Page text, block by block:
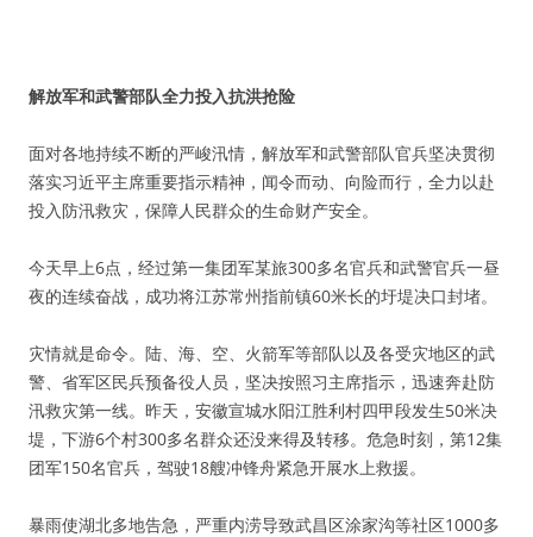
解放军和武警部队全力投入抗洪抢险
面对各地持续不断的严峻汛情，解放军和武警部队官兵坚决贯彻
落实习近平主席重要指示精神，闻令而动、向险而行，全力以赴
投入防汛救灾，保障人民群众的生命财产安全。
今天早上6点，经过第一集团军某旅300多名官兵和武警官兵一昼
夜的连续奋战，成功将江苏常州指前镇60米长的圩堤决口封堵。
灾情就是命令。陆、海、空、火箭军等部队以及各受灾地区的武
警、省军区民兵预备役人员，坚决按照习主席指示，迅速奔赴防
汛救灾第一线。昨天，安徽宣城水阳江胜利村四甲段发生50米决
堤，下游6个村300多名群众还没来得及转移。危急时刻，第12集
团军150名官兵，驾驶18艘冲锋舟紧急开展水上救援。
暴雨使湖北多地告急，严重内涝导致武昌区涂家沟等社区1000多